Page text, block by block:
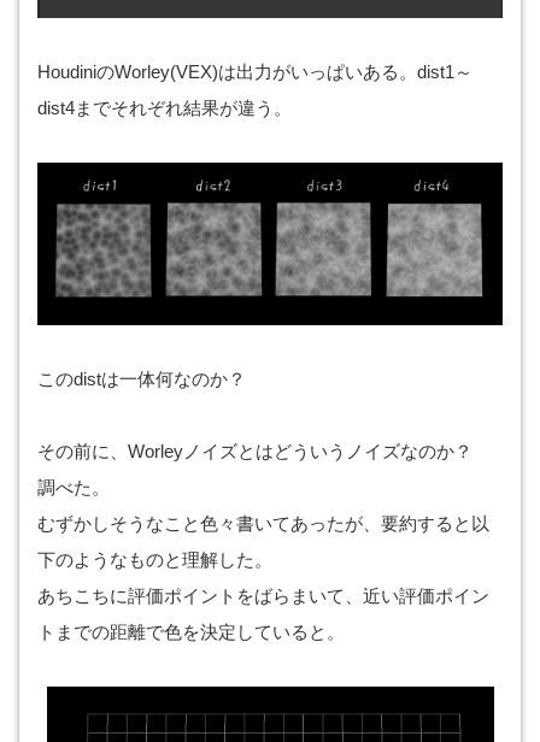
HoudiniのWorley(VEX)は出力がいっぱいある。dist1～
dist4までそれぞれ結果が違う。
このdistは一体何なのか？
その前に、Worleyノイズとはどういうノイズなのか？
調べた。
むずかしそうなこと色々書いてあったが、要約すると以
下のようなものと理解した。
あちこちに評価ポイントをばらまいて、近い評価ポイン
トまでの距離で色を決定していると。